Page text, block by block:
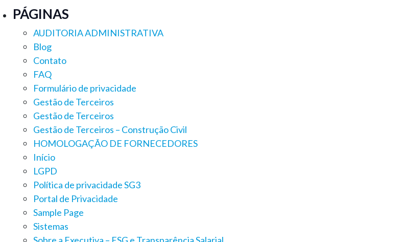
PÁGINAS
AUDITORIA ADMINISTRATIVA
Blog
Contato
FAQ
Formulário de privacidade
Gestão de Terceiros
Gestão de Terceiros
Gestão de Terceiros – Construção Civil
HOMOLOGAÇÃO DE FORNECEDORES
Início
LGPD
Política de privacidade SG3
Portal de Privacidade
Sample Page
Sistemas